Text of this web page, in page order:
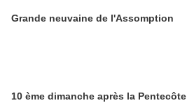
Grande neuvaine de l'Assomption
10 ème dimanche après la Pentecôte